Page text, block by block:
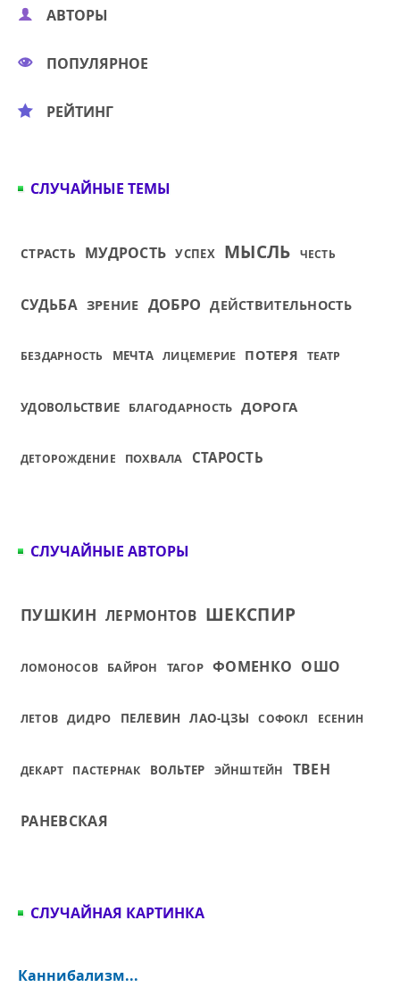
АВТОРЫ
ПОПУЛЯРНОЕ
РЕЙТИНГ
СЛУЧАЙНЫЕ ТЕМЫ
СТРАСТЬ МУДРОСТЬ УСПЕХ МЫСЛЬ ЧЕСТЬ
СУДЬБА ЗРЕНИЕ ДОБРО ДЕЙСТВИТЕЛЬНОСТЬ
БЕЗДАРНОСТЬ МЕЧТА ЛИЦЕМЕРИЕ ПОТЕРЯ ТЕАТР
УДОВОЛЬСТВИЕ БЛАГОДАРНОСТЬ ДОРОГА
ДЕТОРОЖДЕНИЕ ПОХВАЛА СТАРОСТЬ
СЛУЧАЙНЫЕ АВТОРЫ
ПУШКИН ЛЕРМОНТОВ ШЕКСПИР
ЛОМОНОСОВ БАЙРОН ТАГОР ФОМЕНКО ОШО
ЛЕТОВ ДИДРО ПЕЛЕВИН ЛАО-ЦЗЫ СОФОКЛ ЕСЕНИН
ДЕКАРТ ПАСТЕРНАК ВОЛЬТЕР ЭЙНШТЕЙН ТВЕН
РАНЕВСКАЯ
СЛУЧАЙНАЯ КАРТИНКА
Каннибализм...